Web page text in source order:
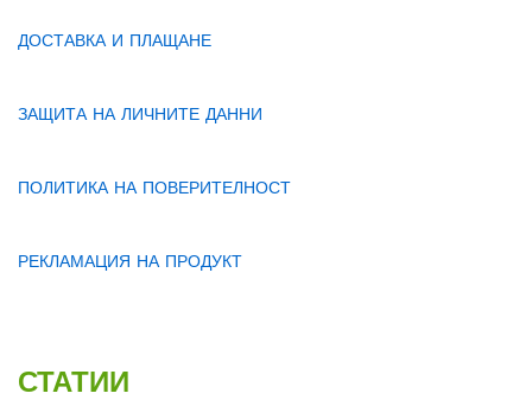
ДОСТАВКА И ПЛАЩАНЕ
ЗАЩИТА НА ЛИЧНИТЕ ДАННИ
ПОЛИТИКА НА ПОВЕРИТЕЛНОСТ
РЕКЛАМАЦИЯ НА ПРОДУКТ
СТАТИИ